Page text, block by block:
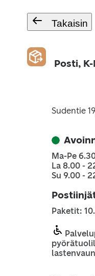
Takaisin
Posti,
Sudentie
Ma-Pe
La 8.00 -
Su 9.00 -
Paketit: